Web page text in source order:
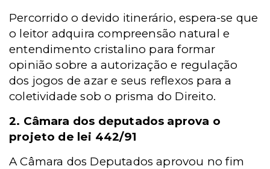
Percorrido o devido itinerário, espera-se que
o leitor adquira compreensão natural e
entendimento cristalino para formar
opinião sobre a autorização e regulação
dos jogos de azar e seus reflexos para a
coletividade sob o prisma do Direito.
2. Câmara dos deputados aprova o
projeto de lei 442/91
A Câmara dos Deputados aprovou no fim